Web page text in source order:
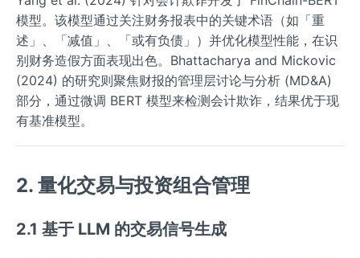
模型。该模型通过关注财务报表中的关键术语（如「重
述」、「减值」、「或有负债」）并优化模型性能，在识
别财务造假方面表现出色。Bhattacharya and Mickovic
(2024) 的研究则聚焦财报的管理层讨论与分析 (MD&A)
部分，通过微调 BERT 模型来检测会计欺诈，结果优于现
有基准模型。
2. 量化交易与投资组合管理
2.1 基于 LLM 的交易信号生成